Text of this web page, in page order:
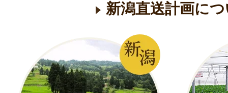
新潟直送計画に